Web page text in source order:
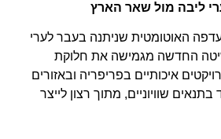
האוטומטית שניתנה בעבר לערי
החדשה מגמישה את חלוקת
איכותיים בפריפריה ובאזורים
שוויוניים, מתוך רצון לייצר